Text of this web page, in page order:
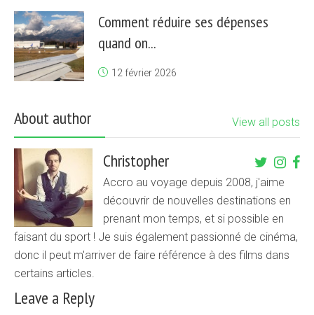
Comment réduire ses dépenses
quand on...
12 février 2026
About author View all posts
Christopher
Accro au voyage depuis 2008, j'aime
découvrir de nouvelles destinations en
prenant mon temps, et si possible en
faisant du sport ! Je suis également passionné de cinéma,
donc il peut m'arriver de faire référence à des films dans
certains articles.
Leave a Reply